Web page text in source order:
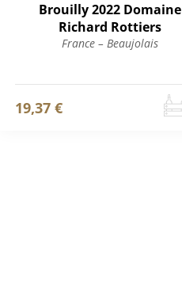
Brouilly 2022 Domaine
Richard Rottiers
France – Beaujolais
19,37 €